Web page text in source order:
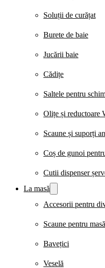
Soluții de curățat
Burete de baie
Jucării baie
Cădițe
Saltele pentru
Olițe și reductoare
Scaune și suporți
Coș de gunoi
Cutii dispenser
La masă
Accesorii pentru
Scaune pentru masă
Bavețici
Veselă